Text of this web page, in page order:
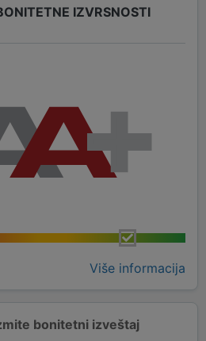
IZVRSNOSTI
Više informacija
bonitetni izveštaj